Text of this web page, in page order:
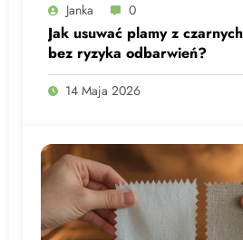
Janka 0
Jak usuwać plamy z
bez ryzyka odbarwień?
14 Maja 2026